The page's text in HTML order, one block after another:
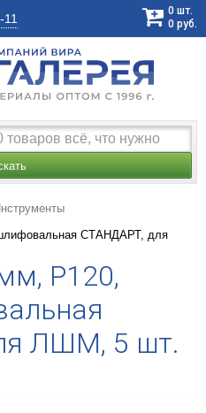
0 шт.
0 руб.
СТАНДАРТ, для
P120,
ЛШМ, 5 шт.